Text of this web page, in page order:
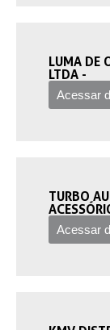
LUMA DE
LTDA -‎
Acessar
TURBO
Acessar